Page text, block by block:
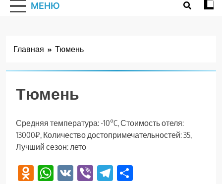
МЕНЮ
Главная Тюмень
Тюмень
Средняя температура: -10°C, Стоимость отеля:
13000₽, Количество достопримечательностей: 35,
Лучший сезон: лето
Odnoklassniki
WhatsApp
VK ViberTelegram